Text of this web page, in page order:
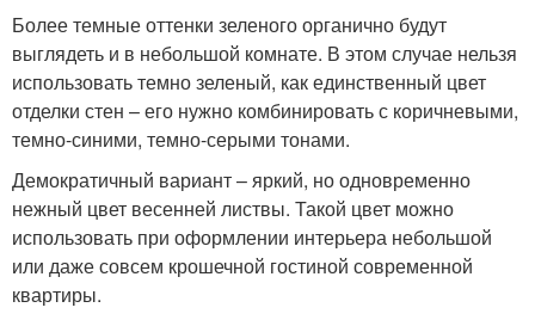
Более темные оттенки зеленого органично будут
выглядеть и в небольшой комнате. В этом случае нельзя
использовать темно зеленый, как единственный цвет
отделки стен – его нужно комбинировать с коричневыми,
темно-синими, темно-серыми тонами.
Демократичный вариант – яркий, но одновременно
нежный цвет весенней листвы. Такой цвет можно
использовать при оформлении интерьера небольшой
или даже совсем крошечной гостиной современной
квартиры.